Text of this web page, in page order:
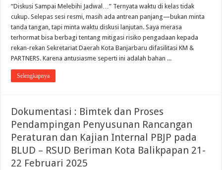
“Diskusi Sampai Melebihi Jadwal…” Ternyata waktu di kelas tidak
cukup. Selepas sesi resmi, masih ada antrean panjang—bukan minta
tanda tangan, tapi minta waktu diskusi lanjutan. Saya merasa
terhormat bisa berbagi tentang mitigasi risiko pengadaan kepada
rekan-rekan Sekretariat Daerah Kota Banjarbaru difasilitasi KM &
PARTNERS. Karena antusiasme seperti ini adalah bahan ...
Selengkapnya
Dokumentasi : Bimtek dan Proses
Pendampingan Penyusunan Rancangan
Peraturan dan Kajian Internal PBJP pada
BLUD – RSUD Beriman Kota Balikpapan 21-
22 Februari 2025